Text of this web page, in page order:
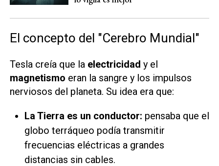
El concepto del "Cerebro Mundial"
Tesla creía que la electricidad y el
magnetismo eran la sangre y los impulsos
nerviosos del planeta. Su idea era que:
La Tierra es un conductor: pensaba que el
globo terráqueo podía transmitir
frecuencias eléctricas a grandes
distancias sin cables.